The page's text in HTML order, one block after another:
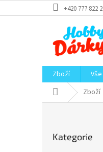
na
+420 777 822
Zboží
Domů Zboží
kategorie
Kategorie